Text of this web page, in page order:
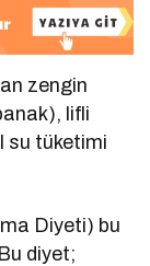
zengin
lifli
su tüketimi
Diyeti) bu
diyet;